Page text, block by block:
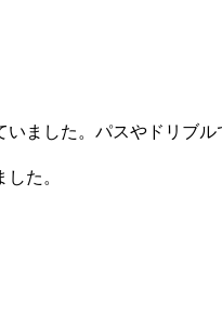
ました。パスやドリブル
た。